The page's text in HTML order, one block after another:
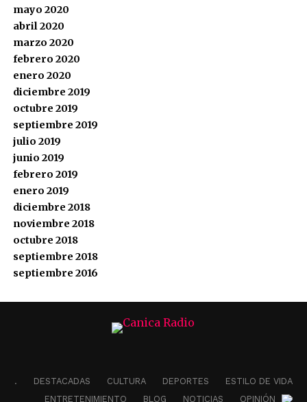
mayo 2020
abril 2020
marzo 2020
febrero 2020
enero 2020
diciembre 2019
octubre 2019
septiembre 2019
julio 2019
junio 2019
febrero 2019
enero 2019
diciembre 2018
noviembre 2018
octubre 2018
septiembre 2018
septiembre 2016
. DESTACADAS CULTURA DEPORTES
ESTILO DE VIDA
ENTRETENIMIENTO
BLOG NOTICIAS OPINIÓN